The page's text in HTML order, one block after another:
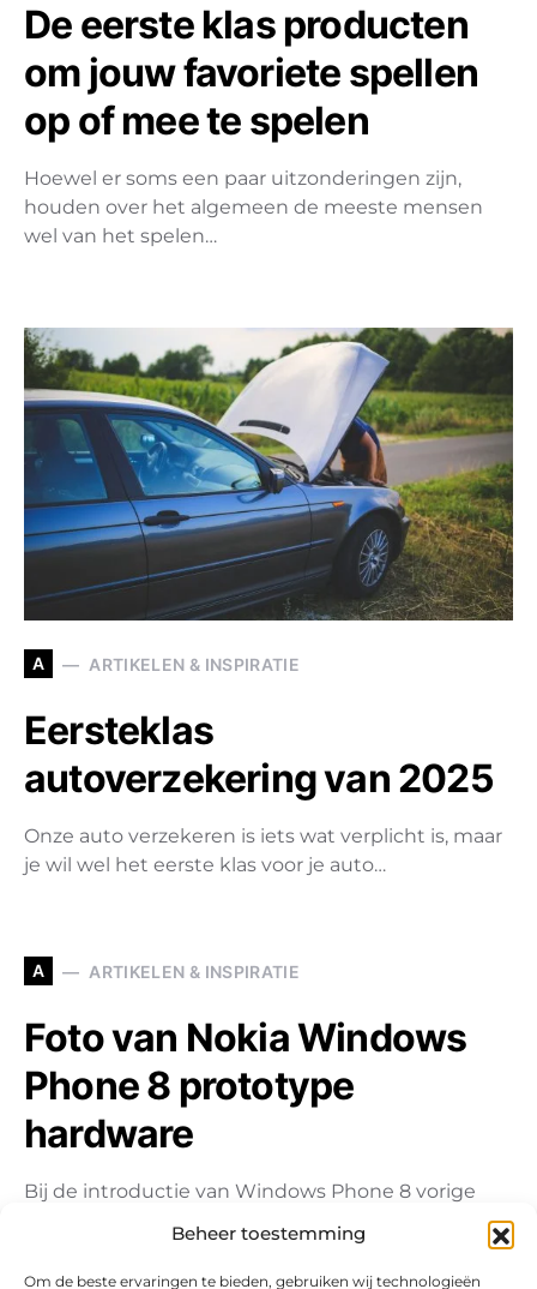
Beheer toestemming
Om de beste ervaringen te bieden, gebruiken wij technologieën
De eerste klas producten
om jouw favoriete spellen
op of mee te spelen
Hoewel er soms een paar uitzonderingen zijn,
houden over het algemeen de meeste mensen
wel van het spelen…
A ARTIKELEN & INSPIRATIE
Eersteklas
autoverzekering van 2025
Onze auto verzekeren is iets wat verplicht is, maar
je wil wel het eerste klas voor je auto…
A ARTIKELEN & INSPIRATIE
Foto van Nokia Windows
Phone 8 prototype
hardware
Bij de introductie van Windows Phone 8 vorige
week werd het nieuwe OS ook gedemonstreerd